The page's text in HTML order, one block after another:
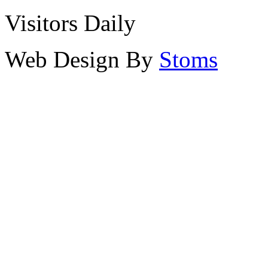
Visitors Daily
Web Design By Stoms